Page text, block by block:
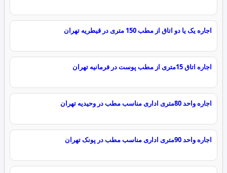
اجاره یک یا دو اتاق از مطب 150 متری در قیطریه تهران
اجاره اتاق 15متری از مطب پوست در فرمانیه تهران
اجاره واحد 80متری اداری مناسب مطب در وحیدیه تهران
اجاره واحد 90متری اداری مناسب مطب در پونک تهران